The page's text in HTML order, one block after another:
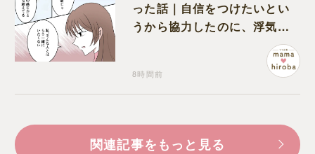
った話｜自信をつけたいとい
うから協力したのに、浮気と
8時間前
関連記事をもっと見る